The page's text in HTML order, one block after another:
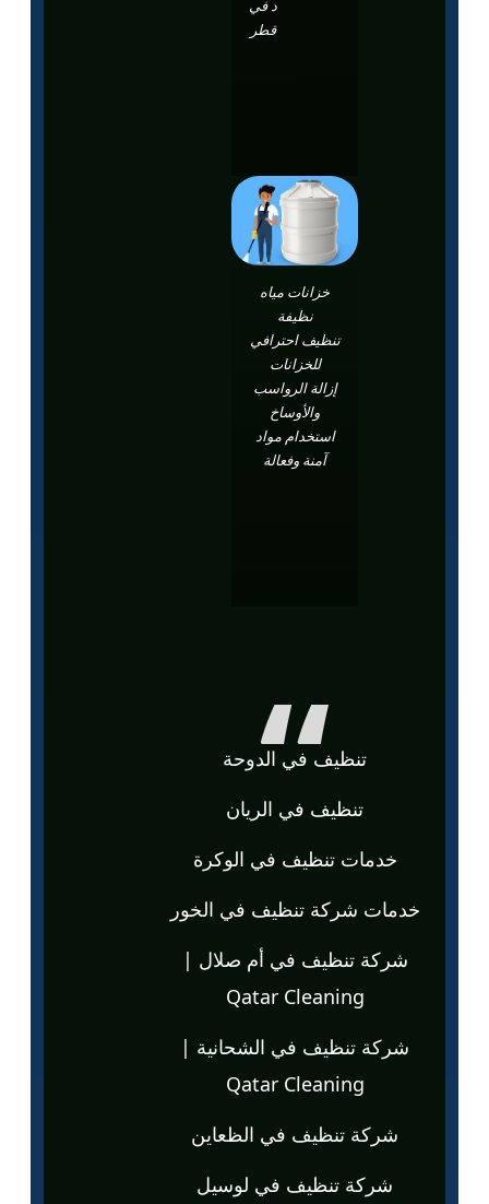
د في
قطر
خزانات مياه
نظيفة
تنظيف احترافي
للخزانات
إزالة الرواسب
والأوساخ
استخدام مواد
آمنة وفعالة
تنظيف في الدوحة
تنظيف في الريان
خدمات تنظيف في الوكرة
خدمات شركة تنظيف في الخور
شركة تنظيف في أم صلال |
Qatar Cleaning
شركة تنظيف في الشحانية |
Qatar Cleaning
شركة تنظيف في الظعاين
شركة تنظيف في لوسيل